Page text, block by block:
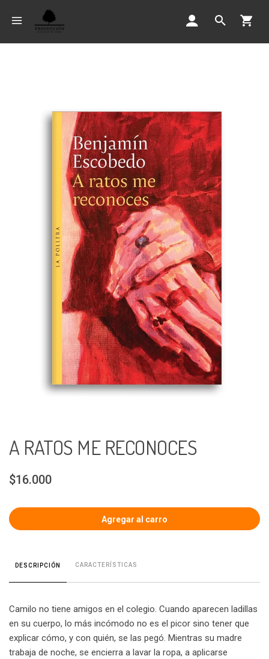
A RATOS ME RECONOCES
$16.000
DESCRIPCIÓN CARACTERÍSTICAS
Camilo no tiene amigos en el colegio. Cuando aparecen ladillas
en su cuerpo, lo más incómodo no es el picor sino tener que
explicar cómo, y con quién, se las pegó. Mientras su madre
trabaja de noche, se encierra a lavar la ropa, a aplicarse